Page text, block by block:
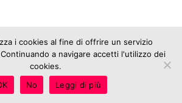
i cookies al fine di offrire un servizio
a navigare accetti l'utilizzo dei
cookies.
No Leggi di più